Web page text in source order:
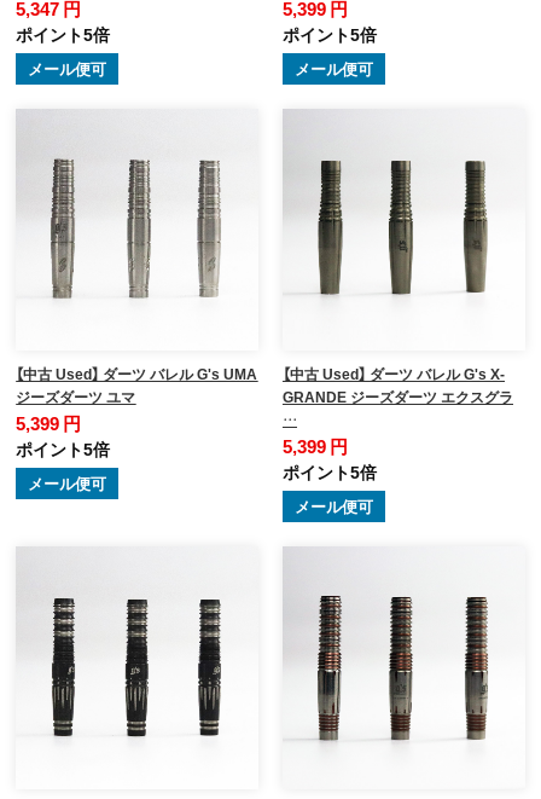
5,347 円
ポイント5倍
メール便可
5,399 円
ポイント5倍
メール便可
【中古 Used】 ダーツ バレル G's UMA
ジーズダーツ ユマ
5,399 円
ポイント5倍
メール便可
【中古 Used】 ダーツ バレル G's X-
GRANDE ジーズダーツ エクスグラ
…
5,399 円
ポイント5倍
メール便可